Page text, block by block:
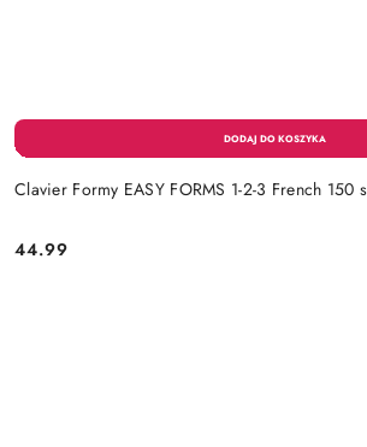
Clavier Formy EASY FORMS 1-2-3 French 150
Cena:
44.99